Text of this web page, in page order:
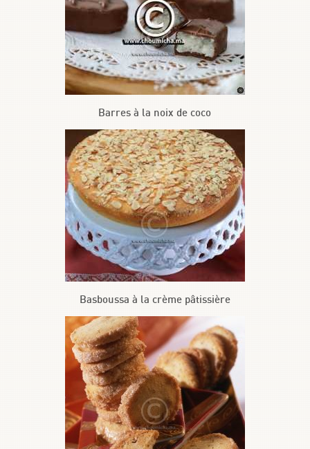
Barres à la noix de coco
Basboussa à la crème pâtissière